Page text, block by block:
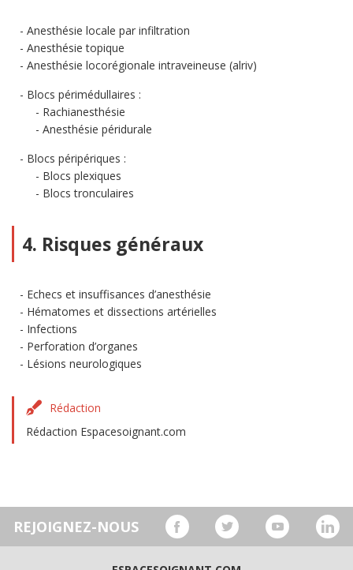
Anesthésie locale par infiltration
Anesthésie topique
Anesthésie locorégionale intraveineuse (alriv)
Blocs périmédullaires :
Rachianesthésie
Anesthésie péridurale
Blocs péripériques :
Blocs plexiques
Blocs tronculaires
4. Risques généraux
Echecs et insuffisances d’anesthésie
Hématomes et dissections artérielles
Infections
Perforation d’organes
Lésions neurologiques
Rédaction
Rédaction Espacesoignant.com
REJOIGNEZ-NOUS